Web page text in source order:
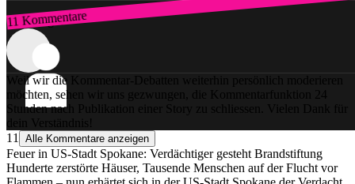
11 Kommentare
Zum Login
Weil wir die Kommentar-Debatten weiterhin persönlich moderieren
möchten, sehen wir uns gezwungen, die Kommentarfunktion 24
Stunden nach Publikation einer Story zu schliessen. Vielen Dank für
dein Verständnis!
11
Alle Kommentare anzeigen
Feuer in US-Stadt Spokane: Verdächtiger gesteht Brandstiftung
Hunderte zerstörte Häuser, Tausende Menschen auf der Flucht vor